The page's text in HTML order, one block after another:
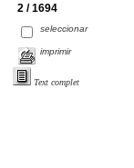
2 / 1694
seleccionar
imprimir
Text complet